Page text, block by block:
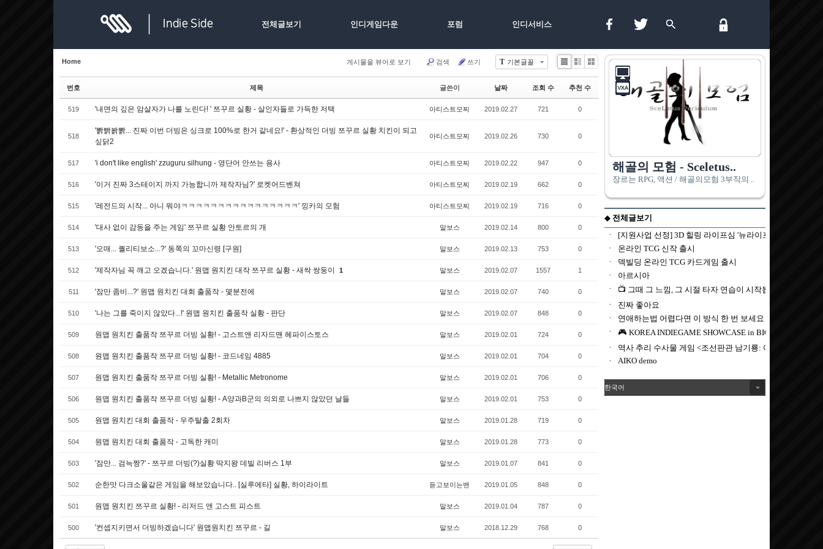
전체글보기 인디게임다운 포럼 인디서비스
한국어
Home T 기본글꼴
게시물을 뷰어로 보기 검색 쓰기
ListZineGallery
번호 제목 글쓴이 날짜 조회 수 추천 수
519 '내면의 깊은 암살자가 나를 노린다! ' 쯔꾸르 실황 - 살인자들로 가득한 저택 아티스트모찌 2019.02.27 721 0
518
'뽥빩봙뽥... 진짜 이번 더빙은 싱크로 100%로 한거 같네요!' - 환상적인 더빙 쯔꾸르 실황 치킨이 되고
싶닭2
아티스트모찌 2019.02.26 730 0
517 'i don't like english' zzuguru silhung - 영단어 안쓰는 용사 아티스트모찌 2019.02.22 947 0
516 '이거 진짜 3스테이지 까지 가능합니까 제작자님?' 로켓어드벤쳐 아티스트모찌 2019.02.19 662 0
515 '레전드의 시작... 아니 뭐야ㅋㅋㅋㅋㅋㅋㅋㅋㅋㅋㅋㅋㅋㅋㅋㅋ' 낑카의 모험 아티스트모찌 2019.02.19 716 0
514 '대사 없이 감동을 주는 게임' 쯔꾸르 실황 안토르의 개 말보스 2019.02.14 800 0
513 '오매... 퀄리티보소...?' 동쪽의 꼬마신령 [구원] 말보스 2019.02.13 753 0
512 '제작자님 꼭 깨고 오겠습니다.' 원맵 원치킨 대작 쯔꾸르 실황 - 새싹 쌍둥이 1 말보스 2019.02.07 1557 1
511 '잠만 좀비...?' 원맵 원치킨 대회 출품작 - 몇분전에 말보스 2019.02.07 740 0
510 '나는 그를 죽이지 않았다...!' 원맵 원치킨 출품작 실황 - 판단 말보스 2019.02.07 848 0
509 원맵 원치킨 출품작 쯔꾸르 더빙 실황! - 고스트앤 리자드맨 헤파이스토스 말보스 2019.02.01 724 0
508 원맵 원치킨 출품작 쯔꾸르 더빙 실황! - 코드네임 4885 말보스 2019.02.01 704 0
507 원맵 원치킨 출품작 쯔꾸르 더빙 실황! - Metallic Metronome 말보스 2019.02.01 706 0
506 원맵 원치킨 출품작 쯔꾸르 더빙 실황! - A양과B군의 의외로 나쁘지 않았던 날들 말보스 2019.02.01 753 0
505 원맵 원치킨 대회 출품작 - 우주탈출 2회차 말보스 2019.01.28 719 0
504 원맵 원치킨 대회 출품작 - 고독한 캐미 말보스 2019.01.28 773 0
503 '잠만... 검늑짱?' - 쯔꾸르 더빙(?)실황 딱지왕 데빌 리버스 1부 말보스 2019.01.07 841 0
502 순한맛 다크소울같은 게임을 해보았습니다.. [실루에타] 실황, 하이라이트 듣고보이는밴 2019.01.05 848 0
501 원맵 원치킨 쯔꾸르 실황! - 리저드 앤 고스트 피스트 말보스 2019.01.04 787 0
500 '컨셉지키면서 더빙하겠습니다' 원맵원치킨 쯔꾸르 - 길 말보스 2018.12.29 768 0
Sketchbook5, 스케치북5
Sketchbook5, 스케치북5
Sketchbook5, 스케치북5
Sketchbook5, 스케치북5